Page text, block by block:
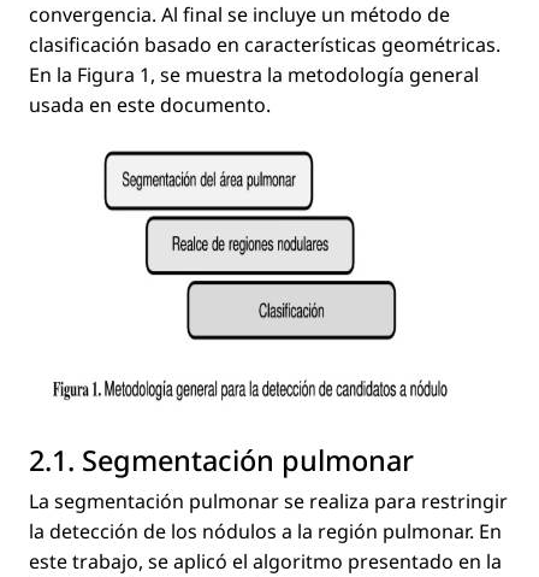
convergencia. Al ﬁnal se incluye un método de
clasiﬁcación basado en características geométricas.
En la Figura 1, se muestra la metodología general
usada en este documento.
2.1. Segmentación pulmonar
La segmentación pulmonar se realiza para restringir
la detección de los nódulos a la región pulmonar. En
este trabajo, se aplicó el algoritmo presentado en la